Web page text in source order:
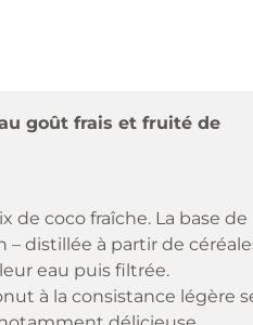
goût frais et fruité de
de coco fraîche. La base de
distillée à partir de
eau puis filtrée.
à la consistance légère